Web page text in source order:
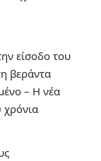
είσοδο του
βεράντα
– Η νέα
χρόνια